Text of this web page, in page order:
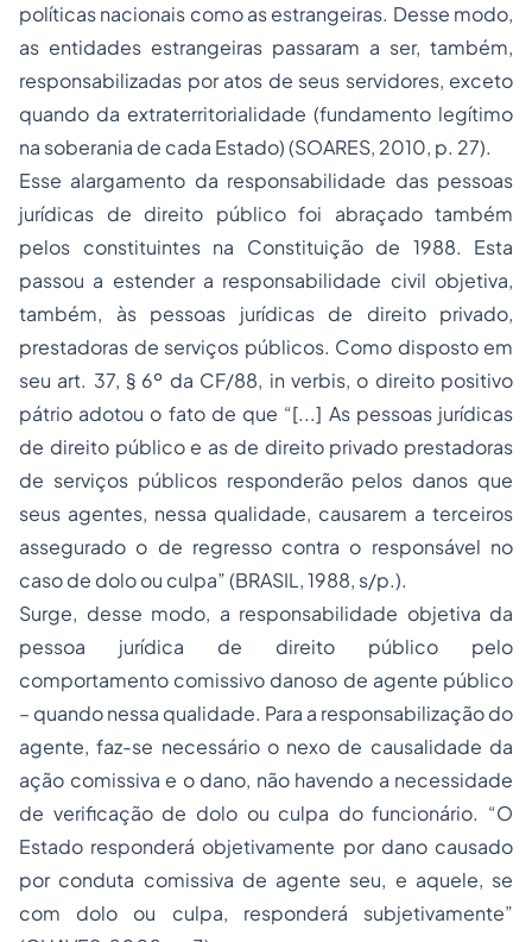
políticas nacionais como as estrangeiras. Desse modo,
as entidades estrangeiras passaram a ser, também,
responsabilizadas por atos de seus servidores, exceto
quando da extraterritorialidade (fundamento legítimo
na soberania de cada Estado) (SOARES, 2010, p. 27).
Esse alargamento da responsabilidade das pessoas
jurídicas de direito público foi abraçado também
pelos constituintes na Constituição de 1988. Esta
passou a estender a responsabilidade civil objetiva,
também, às pessoas jurídicas de direito privado,
prestadoras de serviços públicos. Como disposto em
seu art. 37, § 6º da CF/88, in verbis, o direito positivo
pátrio adotou o fato de que “[...] As pessoas jurídicas
de direito público e as de direito privado prestadoras
de serviços públicos responderão pelos danos que
seus agentes, nessa qualidade, causarem a terceiros
assegurado o de regresso contra o responsável no
caso de dolo ou culpa” (BRASIL, 1988, s/p.).
Surge, desse modo, a responsabilidade objetiva da
pessoa jurídica de direito público pelo
comportamento comissivo danoso de agente público
– quando nessa qualidade. Para a responsabilização do
agente, faz-se necessário o nexo de causalidade da
ação comissiva e o dano, não havendo a necessidade
de verificação de dolo ou culpa do funcionário. “O
Estado responderá objetivamente por dano causado
por conduta comissiva de agente seu, e aquele, se
com dolo ou culpa, responderá subjetivamente”